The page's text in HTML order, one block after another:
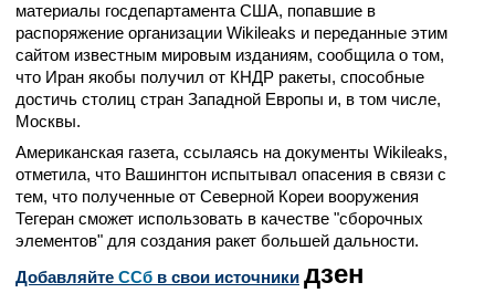
материалы госдепартамента США, попавшие в
распоряжение организации Wikileaks и переданные этим
сайтом известным мировым изданиям, сообщила о том,
что Иран якобы получил от КНДР ракеты, способные
достичь столиц стран Западной Европы и, в том числе,
Москвы.
Американская газета, ссылаясь на документы Wikileaks,
отметила, что Вашингтон испытывал опасения в связи с
тем, что полученные от Северной Кореи вооружения
Тегеран сможет использовать в качестве "сборочных
элементов" для создания ракет большей дальности.
Добавляйте CСб в свои источники дзен